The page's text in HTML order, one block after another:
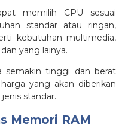
memilih CPU sesuai
standar atau ringan,
kebutuhan multimedia,
yang lainya.
semakin tinggi dan berat
yang akan diberikan
standar.
Memori RAM